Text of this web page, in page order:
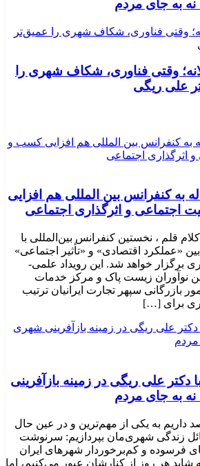
به جای مردم
وقتی فناوری، شکاف شهری را
علی ریگی
به کنفرانس بین المللی هم افزایی
اجتماعی و اثرگذاری اجتماعی
قلم ، نخستین کنفرانس بین‌المللی با
«عملکرد اقتصادی» و «تأثیر اجتماعی»
جاری برگزار خواهد شد. این رویداد علمی-
نوآوران زیست پاک و مرکز خدمات
بازرگانی سپهر تجارت ایرانیان ترتیب
برای […]
علی ریگی در زمینه بازآفرینی
به جای مردم
داریم به یکی از مهم‌ترین و در عین حال
زندگی شهری‌مان بپردازیم: سرنوشت
فرسوده و کم‌برخوردار شهرهای ایران
شاید هر روز از کنارشان عبور می‌کنیم، اما